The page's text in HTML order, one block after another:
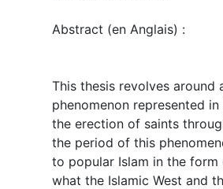
Abstract (en Anglais) :
This thesis revolves
phenomenon represented
the erection of saints
the period of this
to popular Islam in the
what the Islamic West and